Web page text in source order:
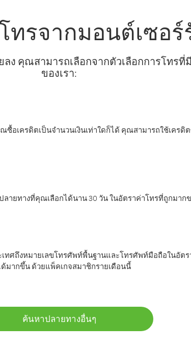
รจากมอนต์เซอร์
ง คุณสามารถเลือกจากตัวเลือกการโทร
ของเรา:
ซื้อเครดิตเป็นจำนวนเงินเท่าใดก็ได้ คุณสามารถใช้เคร
ายทางที่คุณเลือกได้นาน 30 วัน ในอัตราค่าโทรที่ถูกมาก
ทศถึงหมายเลขโทรศัพท์พื้นฐานและโทรศัพท์มือถือในอัต
ากขึ้น ด้วยแพ็คเกจสมาชิกรายเดือนนี้
ค้นหาปลายทางอื่นๆ